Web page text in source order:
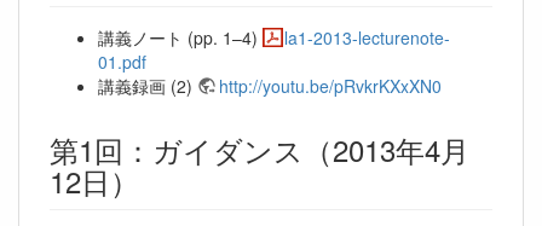
講義ノート (pp. 1–4)
la1-2013-lecturenote-
01.pdf
講義録画 (2)
http://youtu.be/pRvkrKXxXN0
第1回：ガイダンス（2013年4月
12日）